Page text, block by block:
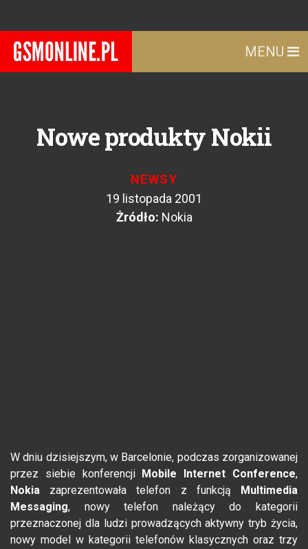
MENU
Nowe produkty Nokii
NEWSY
19 listopada 2001
Żródło: Nokia
W dniu dzisiejszym, w Barcelonie, podczas zorganizowanej
przez siebie konferencji
Mobile Internet Conference,
Nokia zaprezentowała telefon z funkcją
Multimedia
Messaging, nowy telefon należący do kategorii
przeznaczonej dla ludzi prowadzących aktywny tryb życia,
nowy model w kategorii telefonów klasycznych oraz trzy